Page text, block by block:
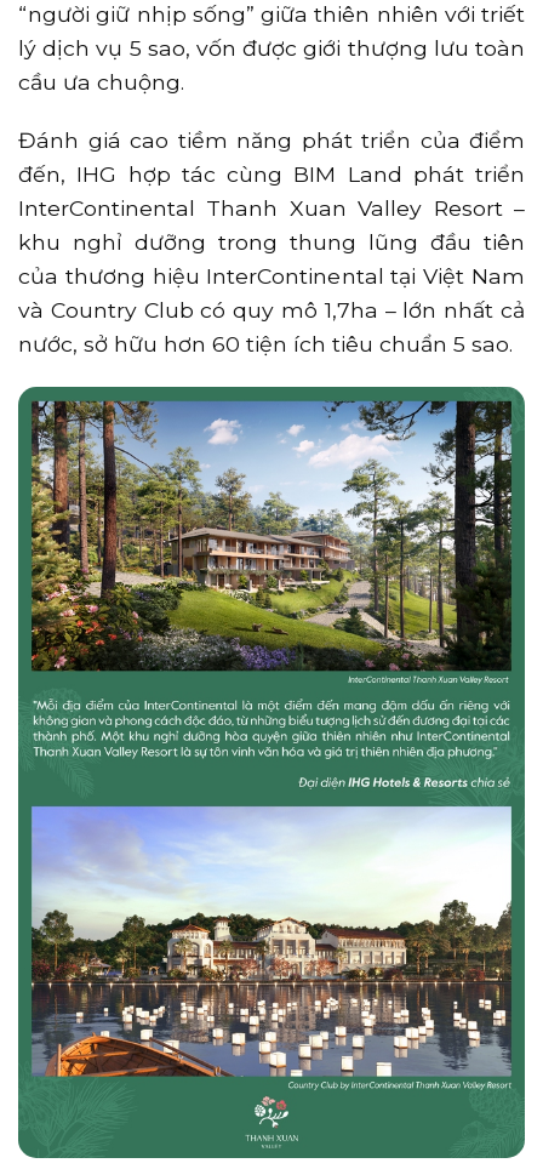
“người giữ nhịp sống” giữa thiên nhiên với triết
lý dịch vụ 5 sao, vốn được giới thượng lưu toàn
cầu ưa chuộng.
Đánh giá cao tiềm năng phát triển của điểm
đến, IHG hợp tác cùng BIM Land phát triển
InterContinental Thanh Xuan Valley Resort –
khu nghỉ dưỡng trong thung lũng đầu tiên
của thương hiệu InterContinental tại Việt Nam
và Country Club có quy mô 1,7ha – lớn nhất cả
nước, sở hữu hơn 60 tiện ích tiêu chuẩn 5 sao.